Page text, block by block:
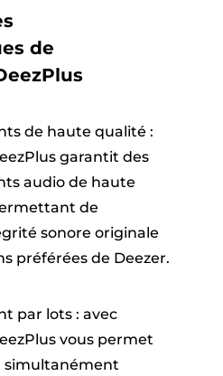
de
de haute qualité :
garantit des
audio de haute
de
sonore originale
préférées de Deezer.
par lots : avec
vous permet
simultanément